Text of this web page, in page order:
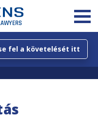
fel a követelését itt